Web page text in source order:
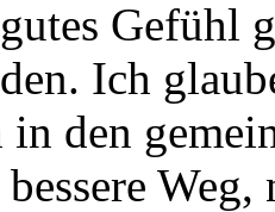
Gefühl
Ich
den